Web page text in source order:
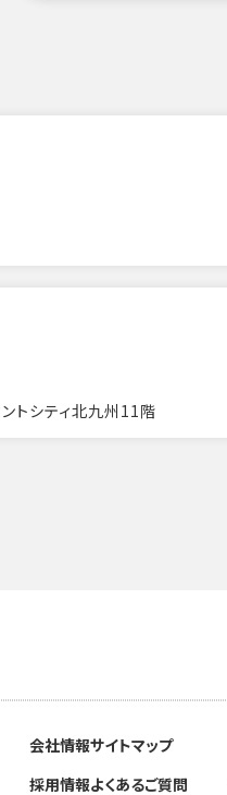
トシティ北九州11階
会社情報
採用情報
サイトマップ
よくあるご質問